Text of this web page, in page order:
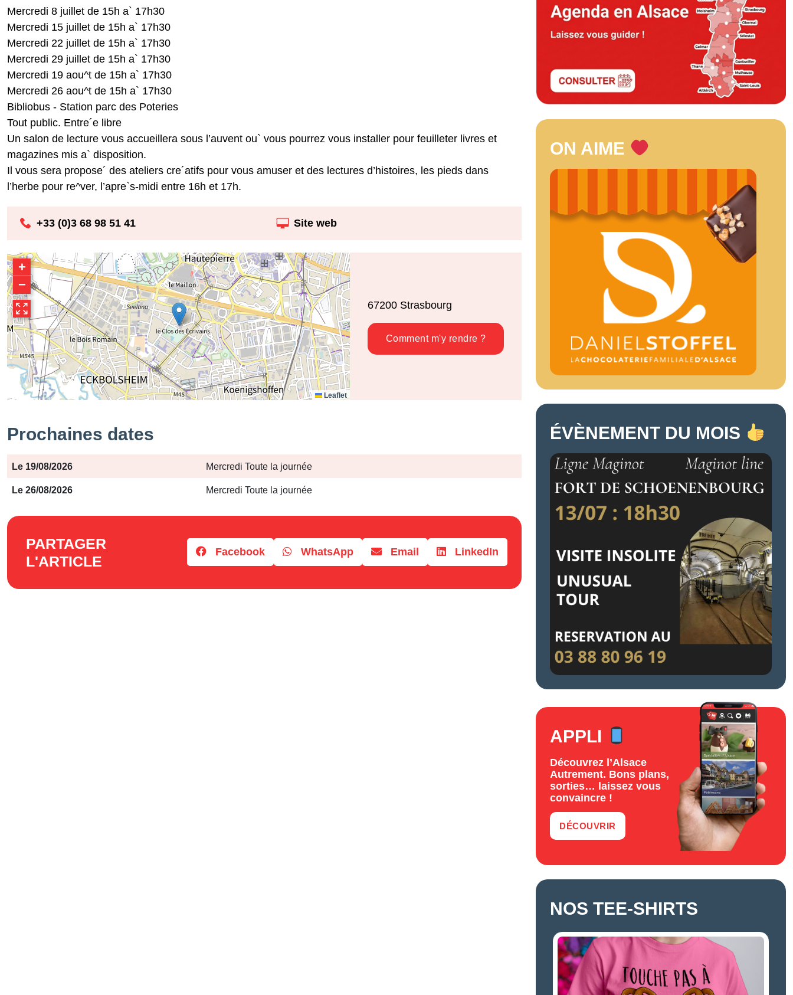
Mercredi 8 juillet de 15h a` 17h30
Mercredi 15 juillet de 15h a` 17h30
Mercredi 22 juillet de 15h a` 17h30
Mercredi 29 juillet de 15h a` 17h30
Mercredi 19 aou^t de 15h a` 17h30
Mercredi 26 aou^t de 15h a` 17h30
Bibliobus - Station parc des Poteries
Tout public. Entre´e libre
Un salon de lecture vous accueillera sous l’auvent ou` vous pourrez vous installer pour feuilleter livres et
magazines mis a` disposition.
Il vous sera propose´ des ateliers cre´atifs pour vous amuser et des lectures d’histoires, les pieds dans
l’herbe pour re^ver, l’apre`s-midi entre 16h et 17h.
+33 (0)3 68 98 51 41 Site web
+
−
Leaflet
67200 Strasbourg
Comment m'y rendre ?
Prochaines dates
Période Jours
Le 19/08/2026 Mercredi Toute la journée
Le 26/08/2026 Mercredi Toute la journée
PARTAGER
L'ARTICLE
Facebook WhatsApp Email LinkedIn
ON AIME
ÉVÈNEMENT DU MOIS
APPLI
Découvrez l’Alsace
Autrement. Bons plans,
sorties… laissez vous
convaincre !
DÉCOUVRIR
NOS TEE-SHIRTS